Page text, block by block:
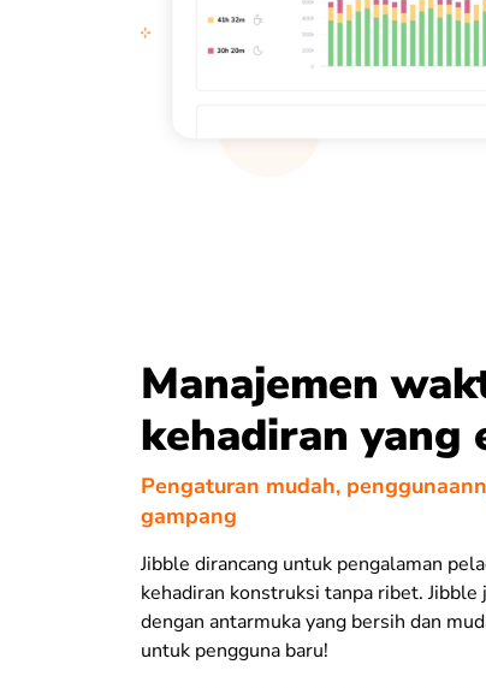
Manajemen
kehadiran yang
Pengaturan mudah,
gampang
Jibble dirancang untuk pengalaman
kehadiran konstruksi tanpa ribet. Jibble
dengan antarmuka yang bersih dan
untuk pengguna baru!